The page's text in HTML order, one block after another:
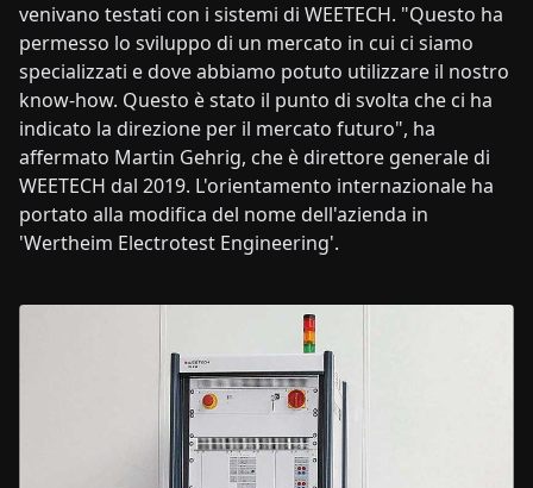
venivano testati con i sistemi di WEETECH. "Questo ha
permesso lo sviluppo di un mercato in cui ci siamo
specializzati e dove abbiamo potuto utilizzare il nostro
know-how. Questo è stato il punto di svolta che ci ha
indicato la direzione per il mercato futuro", ha
affermato Martin Gehrig, che è direttore generale di
WEETECH dal 2019. L'orientamento internazionale ha
portato alla modifica del nome dell'azienda in
'Wertheim Electrotest Engineering'.